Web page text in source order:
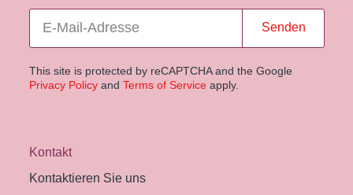
Senden
This site is protected by reCAPTCHA and the Google
Privacy Policyand Terms of Service apply.
Kontakt
Kontaktieren Sie uns